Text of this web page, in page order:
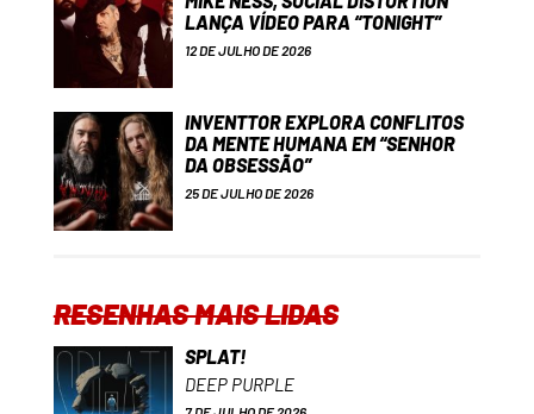
LANÇA VÍDEO PARA “TONIGHT”
12 DE JULHO DE 2026
INVENTTOR EXPLORA CONFLITOS
DA MENTE HUMANA EM “SENHOR
DA OBSESSÃO”
25 DE JULHO DE 2026
RESENHAS MAIS LIDAS
SPLAT!
DEEP PURPLE